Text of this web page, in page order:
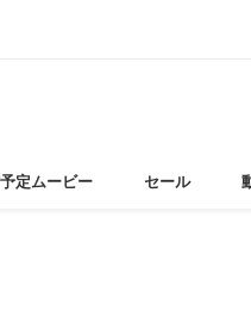
定ムービー セール